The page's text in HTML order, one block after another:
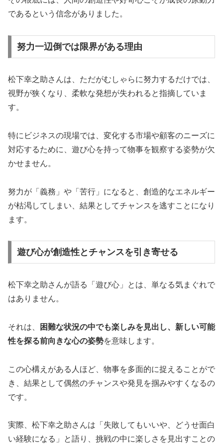
であるという信念がありました。
努力一辺倒では限界がある理由
松下幸之助さんは、ただがむしゃらに努力するだけでは、
視野が狭くなり、柔軟な発想が失われると指摘していま
す。
特にビジネスの現場では、変化する市場や顧客のニーズに
対応するために、遊び心を持って物事を観察する姿勢が欠
かせません。
努力が「義務」や「苦行」になると、創造的なエネルギー
が枯渇してしまい、結果としてチャンスを逃すことになり
ます。
遊び心が創造性とチャンスを引き寄せる
松下幸之助さんが語る「遊び心」とは、単なる気まぐれで
はありません。
それは、
困難な状況の中でも楽しみを見出し、新しい可能
性を探る前向きな心の姿勢を意味します。
この心構えがある人ほど、物事を多面的に捉えることがで
き、結果として偶然のチャンスや発見を掴みやすくなるの
です。
実際、松下幸之助さんは「失敗してもいいや、どうせ面白
い経験になる」と語り、挑戦の中に楽しさを見出すことの